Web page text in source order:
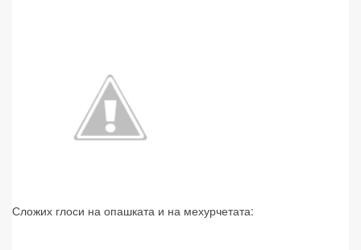
Сложих глоси на опашката и на мехурчетата: